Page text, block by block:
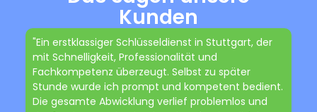
Kunden
"Ein erstklassiger Schlüsseldienst in Stuttgart, der
mit Schnelligkeit, Professionalität und
Fachkompetenz überzeugt. Selbst zu später
Stunde wurde ich prompt und kompetent bedient.
Die gesamte Abwicklung verlief problemlos und